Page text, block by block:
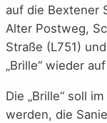
auf die Bextener
Alter Postweg,
Straße (L751)
„Brille“ wieder
Die „Brille“ soll
werden, die